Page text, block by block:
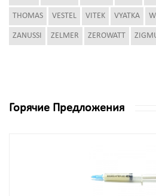
THOMAS VESTEL VITEK VYATKA
ZANUSSI ZELMER ZEROWATT
Горячие Предложения